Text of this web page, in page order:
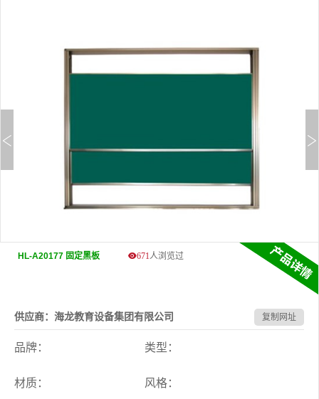
HL-A20177 固定黑板 671人浏览过
供应商：海龙教育设备集团有限公司 复制网址
品牌： 类型：
材质： 风格：